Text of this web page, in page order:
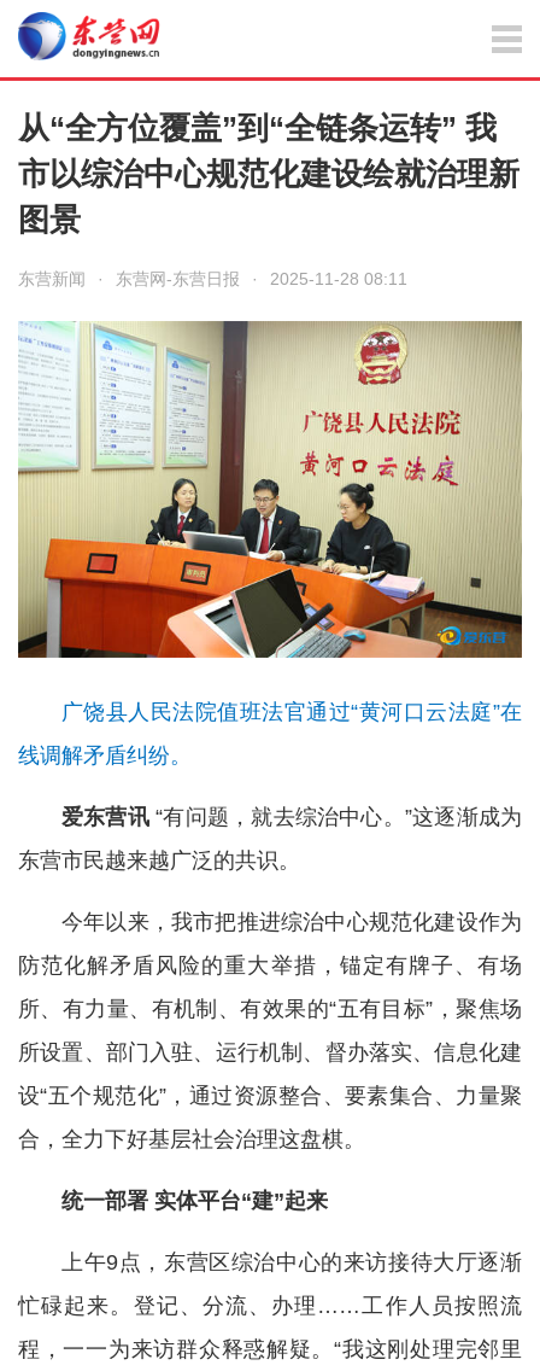
从“全方位覆盖”到“全链条运转” 我
市以综治中心规范化建设绘就治理新
图景
东营新闻 · 东营网-东营日报 · 2025-11-28 08:11
广饶县人民法院值班法官通过“黄河口云法庭”在
线调解矛盾纠纷。
爱东营讯“有问题，就去综治中心。”这逐渐成为
东营市民越来越广泛的共识。
今年以来，我市把推进综治中心规范化建设作为
防范化解矛盾风险的重大举措，锚定有牌子、有场
所、有力量、有机制、有效果的“五有目标”，聚焦场
所设置、部门入驻、运行机制、督办落实、信息化建
设“五个规范化”，通过资源整合、要素集合、力量聚
合，全力下好基层社会治理这盘棋。
统一部署 实体平台“建”起来
上午9点，东营区综治中心的来访接待大厅逐渐
忙碌起来。登记、分流、办理……工作人员按照流
程，一一为来访群众释惑解疑。“我这刚处理完邻里